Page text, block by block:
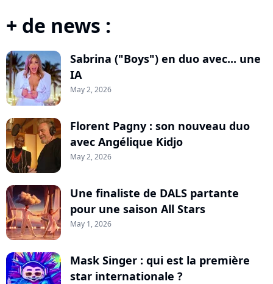
+ de news :
Sabrina ("Boys") en duo avec... une
IA
May 2, 2026
Florent Pagny : son nouveau duo
avec Angélique Kidjo
May 2, 2026
Une finaliste de DALS partante
pour une saison All Stars
May 1, 2026
Mask Singer : qui est la première
star internationale ?